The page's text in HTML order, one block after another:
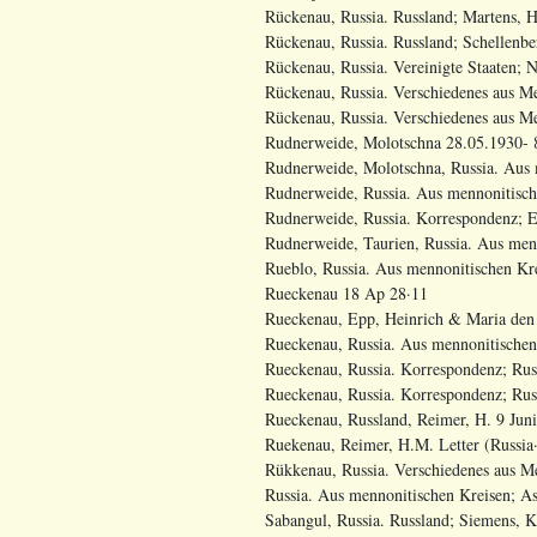
Rückenau, Russia. Russland;
Rückenau, Russia. Russland;
Rückenau, Russia. Vereinigte Staaten;
Rückenau, Russia. Verschiedenes aus
Rückenau, Russia. Verschiedenes aus
Rudnerweide, Molotschna 28.05.1930-
Rudnerweide, Molotschna, Russia.
Rudnerweide, Russia. Aus
Rudnerweide, Russia. Korrespondenz;
Rudnerweide, Taurien, Russia. Aus
Rueblo, Russia. Aus mennonitischen
Rueckenau 18 Ap 28·11
Rueckenau, Epp, Heinrich & Maria
Rueckenau, Russia. Aus
Rueckenau, Russia. Korrespondenz;
Rueckenau, Russia. Korrespondenz;
Rueckenau, Russland, Reimer, H. 9
Ruekenau, Reimer, H.M. Letter
Rükkenau, Russia. Verschiedenes aus
Russia. Aus mennonitischen Kreisen;
Sabangul, Russia. Russland;